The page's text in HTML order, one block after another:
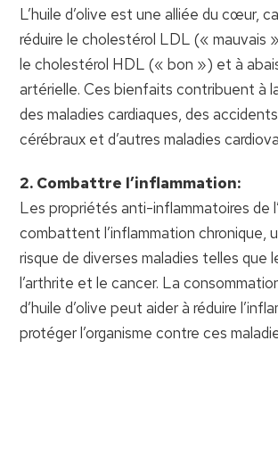
L’huile d’olive est une alliée du cœur,
réduire le cholestérol LDL (« mauvais
le cholestérol HDL (« bon ») et à
artérielle. Ces bienfaits contribuent à
des maladies cardiaques, des
cérébraux et d’autres maladies
2. Combattre l’inflammation:
Les propriétés anti-inflammatoires de
combattent l’inflammation chronique,
risque de diverses maladies telles que
l’arthrite et le cancer. La
d’huile d’olive peut aider à réduire
protéger l’organisme contre ces